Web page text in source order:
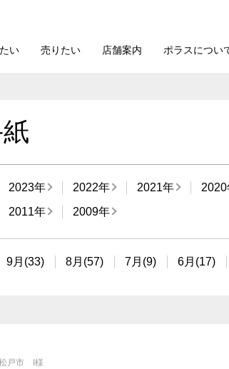
い 売りたい 店舗案内 ポラスについ
2023年 2022年 2021年 2020
2011年 2009年
9月(33) 8月(57) 7月(9) 6月(17)
戸市 I様